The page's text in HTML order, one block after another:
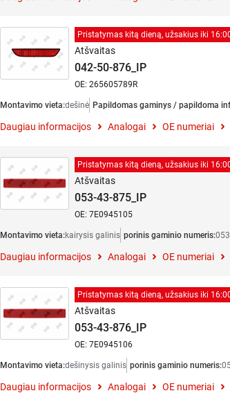
Pristatymas kitą dieną, užsakius iki
Atšvaitas
042-50-876_IP
OE: 265605789R
Montavimo vieta:dešinė Papildomas gaminys / papildoma
Daugiau informacijos Analogai OE numeriai
Pristatymas kitą dieną, užsakius iki
Atšvaitas
053-43-875_IP
OE: 7E0945105
Montavimo vieta:kairysis galinis porinis gaminio numeris:
Daugiau informacijos Analogai OE numeriai
Pristatymas kitą dieną, užsakius iki
Atšvaitas
053-43-876_IP
OE: 7E0945106
Montavimo vieta:dešinysis galinis porinis gaminio numeris:
Daugiau informacijos Analogai OE numeriai